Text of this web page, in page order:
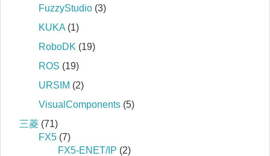
FuzzyStudio (3)
KUKA (1)
RoboDK (19)
ROS (19)
URSIM (2)
VisualComponents (5)
三菱 (71)
FX5 (7)
FX5-ENET/IP (2)